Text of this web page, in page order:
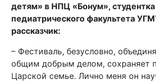
детям» в НПЦ «Бонум», студентка
педиатрического факультета
рассказчик:
– Фестиваль, безусловно,
общим добрым делом, сохраняет
Царской семье. Лично меня он